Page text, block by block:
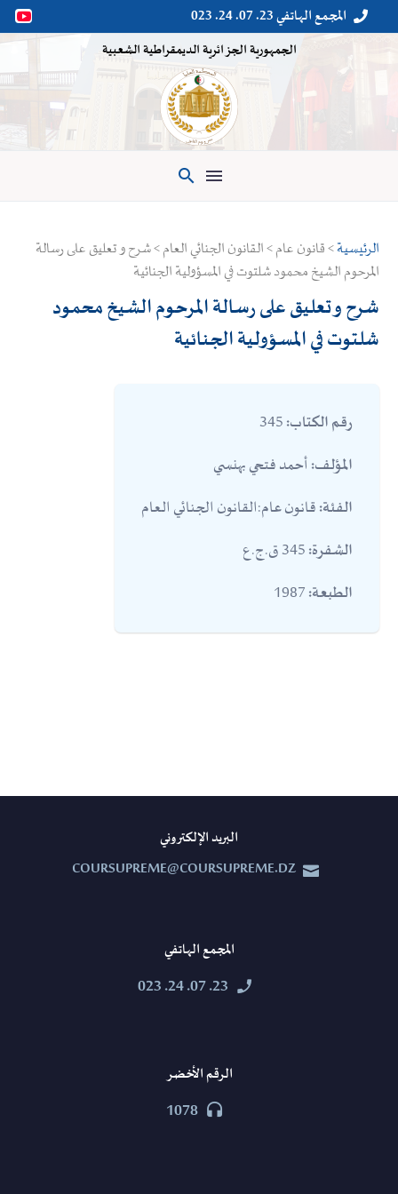

 المجمع الهاتفي 23. 07. 24. 023
الجمهورية الجزائرية الديمقراطية الشعبية

الرئيسية> قانون عام > القانون الجنائي العام > شرح و تعليق على رسالة
المرحوم الشيخ محمود شلتوت في المسؤولية الجنائية
شرح و تعليق على رسالة المرحوم الشيخ محمود
شلتوت في المسؤولية الجنائية
رقم الكتاب:
المؤلف:أحمد فتحي بهنسي
الفئة:قانون عام:القانون الجنائي العام
الشفرة:
الطبعة:
البريد الإلكتروني


COURSUPREME@COURSUPREME.DZ
المجمع الهاتفي


23. 07. 24. 023
الرقم الأخضر


1078